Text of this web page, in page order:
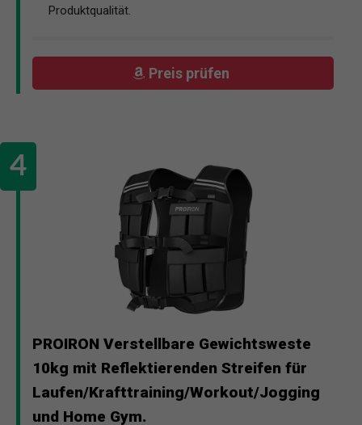
Produktqualität.
Preis prüfen
PROIRON Verstellbare Gewichtsweste
10kg mit Reflektierenden Streifen für
Laufen/Krafttraining/Workout/Jogging
und Home Gym.